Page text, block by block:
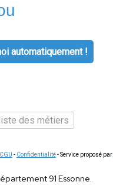
automatiquement !
des métiers
CGU - Confidentialité- Service proposé par
91 Essonne.